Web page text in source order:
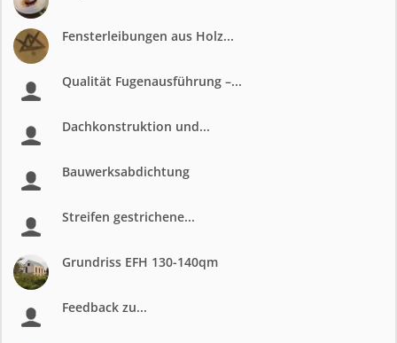
Fensterleibungen aus Holz...
Qualität Fugenausführung –...
Dachkonstruktion und...
Bauwerksabdichtung
Streifen gestrichene...
Grundriss EFH 130-140qm
Feedback zu...